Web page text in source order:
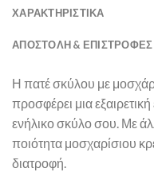
ΧΑΡΑΚΤΗΡΙΣΤΙΚΑ
ΑΠΟΣΤΟΛΉ & ΕΠΙΣΤΡΟΦΈΣ
Η πατέ σκύλου με
προσφέρει μια
ενήλικο σκύλο σου. Με
ποιότητα μοσχαρίσιου
διατροφή.